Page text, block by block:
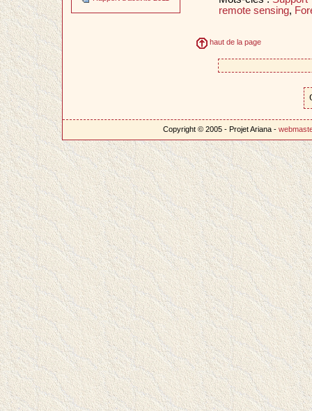
remote sensing,
haut de la page
Copyright © 2005 - Projet Ariana -